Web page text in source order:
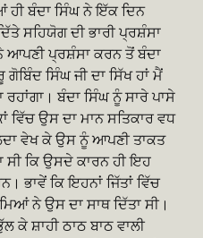
ਹੀ ਬੰਦਾ ਸਿੰਘ ਨੇ ਇੱਕ ਦਿਨ
ਸਹਿਯੋਗ ਦੀ ਭਾਰੀ ਪ੍ਰਸ਼ੰਸਾ
ਆਪਣੀ ਪ੍ਰਸ਼ੰਸਾ ਕਰਨ ਤੋਂ ਬੰਦਾ
ਸਿੰਘ ਜੀ ਦਾ ਸਿੱਖ ਹਾਂ ਮੈਂ
ਬੰਦਾ ਸਿੰਘ ਨੂੰ ਸਾਰੇ ਪਾਸੇ
ਵਿੱਚ ਉਸ ਦਾ ਮਾਨ ਸਤਿਕਾਰ ਵਧ
ਵੇਖ ਕੇ ਉਸ ਨੂੰ ਆਪਣੀ ਤਾਕਤ
ਕਿ ਉਸਦੇ ਕਾਰਨ ਹੀ ਇਹ
ਭਾਵੇਂ ਕਿ ਇਹਨਾਂ ਜਿੱਤਾਂ ਵਿੱਚ
ਨੇ ਉਸ ਦਾ ਸਾਥ ਦਿੱਤਾ ਸੀ।
ਕੇ ਸ਼ਾਹੀ ਠਾਠ ਬਾਠ ਵਾਲੀ